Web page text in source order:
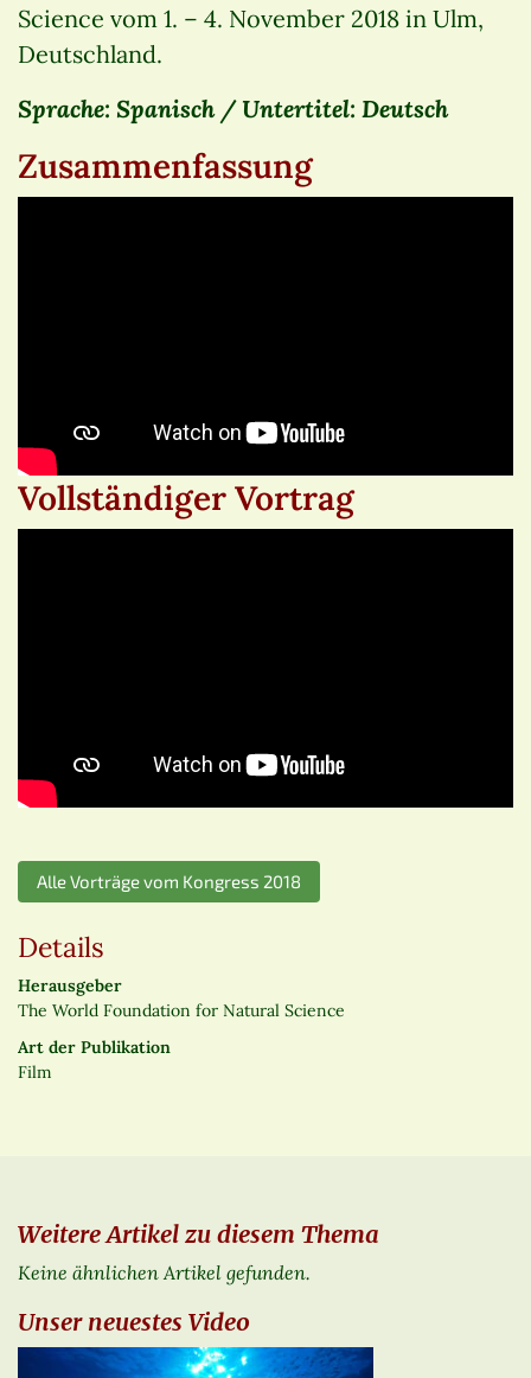
Science vom 1. – 4. November 2018 in Ulm,
Deutschland.
Sprache: Spanisch / Untertitel: Deutsch
Zusammenfassung
Vollständiger Vortrag
Alle Vorträge vom Kongress 2018
Details
Herausgeber
The World Foundation for Natural Science
Art der Publikation
Film
Weitere Artikel zu diesem Thema
Keine ähnlichen Artikel gefunden.
Unser neuestes Video